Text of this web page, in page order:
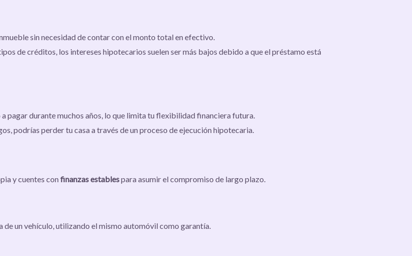
sin necesidad de contar con el monto total en efectivo.
de créditos, los intereses hipotecarios suelen ser más bajos debido a que el préstamo está
pagar durante muchos años, lo que limita tu flexibilidad financiera futura.
podrías perder tu casa a través de un proceso de ejecución hipotecaria.
y cuentes con finanzas establespara asumir el compromiso de largo plazo.
un vehículo, utilizando el mismo automóvil como garantía.